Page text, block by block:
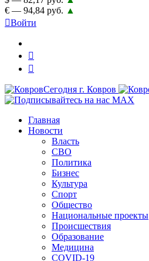
€ — 94,84 руб. ▲
Войти
Главная
Новости
Власть
СВО
Политика
Бизнес
Культура
Спорт
Общество
Национальные проекты
Происшествия
Образование
Медицина
COVID-19